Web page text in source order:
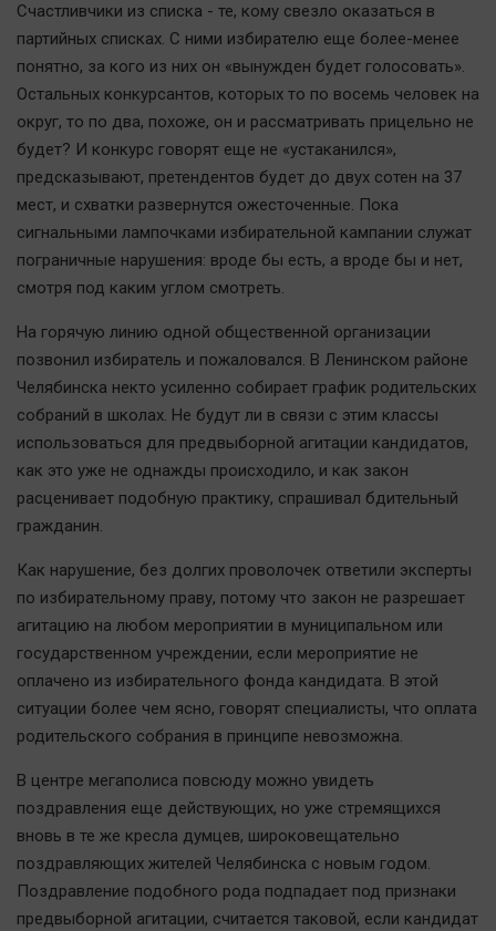
Технологии
Hедвижимость
Образование
Автомобили
XX век: криминальные уроки
Медиаграмотность
Медицина
Прогулки по городу Ч
Спецпроект
Статистика
Челябинск космический
English version
Актуальная тема
Афиша
Блогеркуль
Быстрый медиазавод
Вирус чтения
Вкусное
Гороскоп
Счастливчики из списка - те, кому свезло оказаться в
партийных списках. С ними избирателю еще более-менее
понятно, за кого из них он «вынужден будет голосовать».
Остальных конкурсантов, которых то по восемь человек на
округ, то по два, похоже, он и рассматривать прицельно не
будет? И конкурс говорят еще не «устаканился»,
предсказывают, претендентов будет до двух сотен на 37
мест, и схватки развернутся ожесточенные. Пока
сигнальными лампочками избирательной кампании служат
пограничные нарушения: вроде бы есть, а вроде бы и нет,
смотря под каким углом смотреть.
На горячую линию одной общественной организации
позвонил избиратель и пожаловался. В Ленинском районе
Челябинска некто усиленно собирает график родительских
собраний в школах. Не будут ли в связи с этим классы
использоваться для предвыборной агитации кандидатов,
как это уже не однажды происходило, и как закон
расценивает подобную практику, спрашивал бдительный
гражданин.
Как нарушение, без долгих проволочек ответили эксперты
по избирательному праву, потому что закон не разрешает
агитацию на любом мероприятии в муниципальном или
государственном учреждении, если мероприятие не
оплачено из избирательного фонда кандидата. В этой
ситуации более чем ясно, говорят специалисты, что оплата
родительского собрания в принципе невозможна.
В центре мегаполиса повсюду можно увидеть
поздравления еще действующих, но уже стремящихся
вновь в те же кресла думцев, широковещательно
поздравляющих жителей Челябинска с новым годом.
Поздравление подобного рода подпадает под признаки
предвыборной агитации, считается таковой, если кандидат